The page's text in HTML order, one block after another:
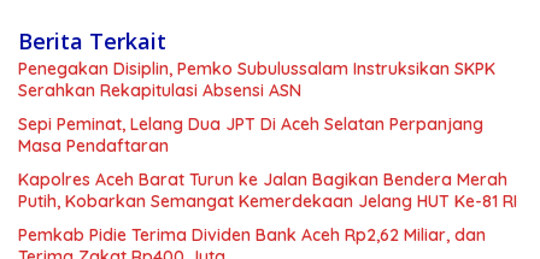
Berita Terkait
Penegakan Disiplin, Pemko Subulussalam Instruksikan SKPK
Serahkan Rekapitulasi Absensi ASN
Sepi Peminat, Lelang Dua JPT Di Aceh Selatan Perpanjang
Masa Pendaftaran
Kapolres Aceh Barat Turun ke Jalan Bagikan Bendera Merah
Putih, Kobarkan Semangat Kemerdekaan Jelang HUT Ke-81 RI
Pemkab Pidie Terima Dividen Bank Aceh Rp2,62 Miliar, dan